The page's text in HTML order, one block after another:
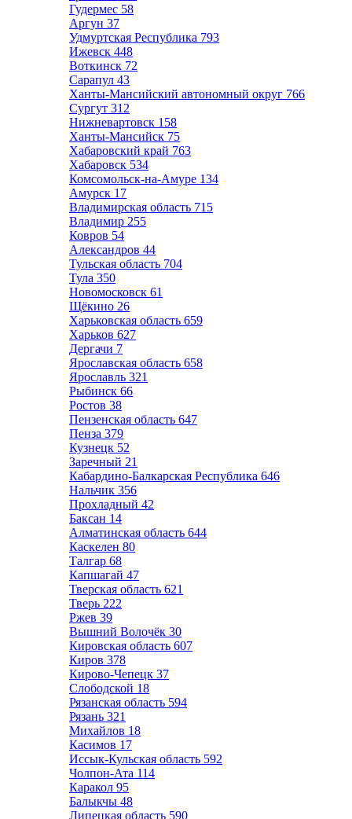
Гудермес 58
Аргун 37
Удмуртская Республика 793
Ижевск 448
Воткинск 72
Сарапул 43
Ханты-Мансийский автономный округ 766
Сургут 312
Нижневартовск 158
Ханты-Мансийск 75
Хабаровский край 763
Хабаровск 534
Комсомольск-на-Амуре 134
Амурск 17
Владимирская область 715
Владимир 255
Ковров 54
Александров 44
Тульская область 704
Тула 350
Новомосковск 61
Щёкино 26
Харьковская область 659
Харьков 627
Дергачи 7
Ярославская область 658
Ярославль 321
Рыбинск 66
Ростов 38
Пензенская область 647
Пенза 379
Кузнецк 52
Заречный 21
Кабардино-Балкарская Республика 646
Нальчик 356
Прохладный 42
Баксан 14
Алматинская область 644
Каскелен 80
Талгар 68
Капшагай 47
Тверская область 621
Тверь 222
Ржев 39
Вышний Волочёк 30
Кировская область 607
Киров 378
Кирово-Чепецк 37
Слободской 18
Рязанская область 594
Рязань 321
Михайлов 18
Касимов 17
Иссык-Кульская область 592
Чолпон-Ата 114
Каракол 95
Балыкчы 48
Липецкая область 590